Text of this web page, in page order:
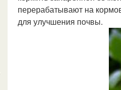
перерабатывают на
для улучшения почвы.